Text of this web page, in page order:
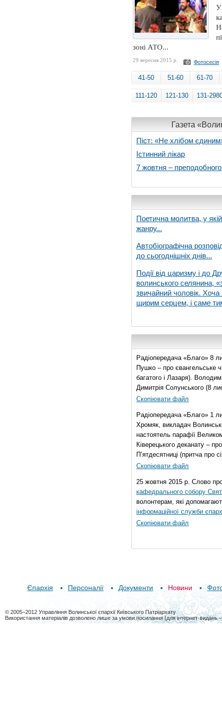
У
зоні АТО...
29 вересня 2015 р. Фотосесія
41-50 51-60 61-70
111-120 121-130 131-
Газета
Піст: «Не хлібом
Істинний лікар
7 жовтня –
Поетична молитва, у
жанру...
Автобіографічна
до сьогоднішніх днів...
Події від царизму і до
волинського селянина,
звичайний чоловік. Хоча
щирим серцем, і саме
Радіопередача «Благо» 8
Пушко – про євангельське
багатого і Лазаря).
Димитрія Солунського (8
Скопіювати файл
Радіопередача «Благо» 1
Хромяк, викладач
настоятель парафії
Ківерецького деканату –
П’ятдесятниці (притча про
Скопіювати файл
25 жовтня 2015 р. Слово
кафедрального собору
волонтерам, які
інформаційної служби
Скопіювати файл
Єпархія Персоналії Документи Новини
© 2005–2012 Управління Волинської єпархії Київського Патріархату
Використання матеріалів дозволено лише за умови посилання (для інтернет-видань